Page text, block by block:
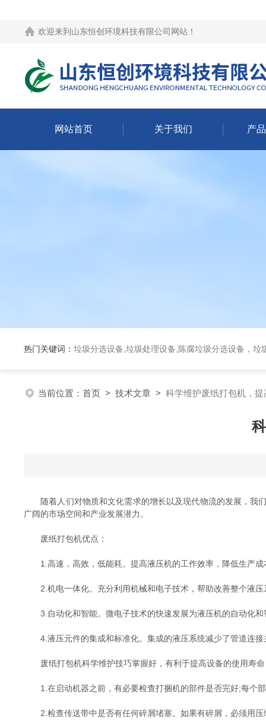
欢迎来到 山东恒创环境科技有限公司网站 ！
网站首页 关于我们 产
热门关键词： 垃圾分选设备,垃圾处理设备,陈腐垃圾分选设备，垃
当前位置： 首页 > 技术文章 > 科学维护废纸打包机，
随着人们对物质和文化需求的增长以及现代物流的发展，我
广阔的市场空间和产业发展潜力。
废纸打包机优点：
1.高速，高效，低能耗。提高液压机的工作效率，降低生产成
2.机电一体化。充分利用机械和电子技术，帮助改善整个液压
3.自动化和智能。微电子技术的快速发展为液压机的自动化和
4.液压元件的集成和标准化。集成的液压系统减少了管道连接
废纸打包机科学维护技巧掌握好，有利于提高设备的使用寿命
1.在启动机器之前，有必要检查打捆机的部件是否完好;每个部
2.检查传送带中是否有任何碎屑堵塞。如果有碎屑，必须用压